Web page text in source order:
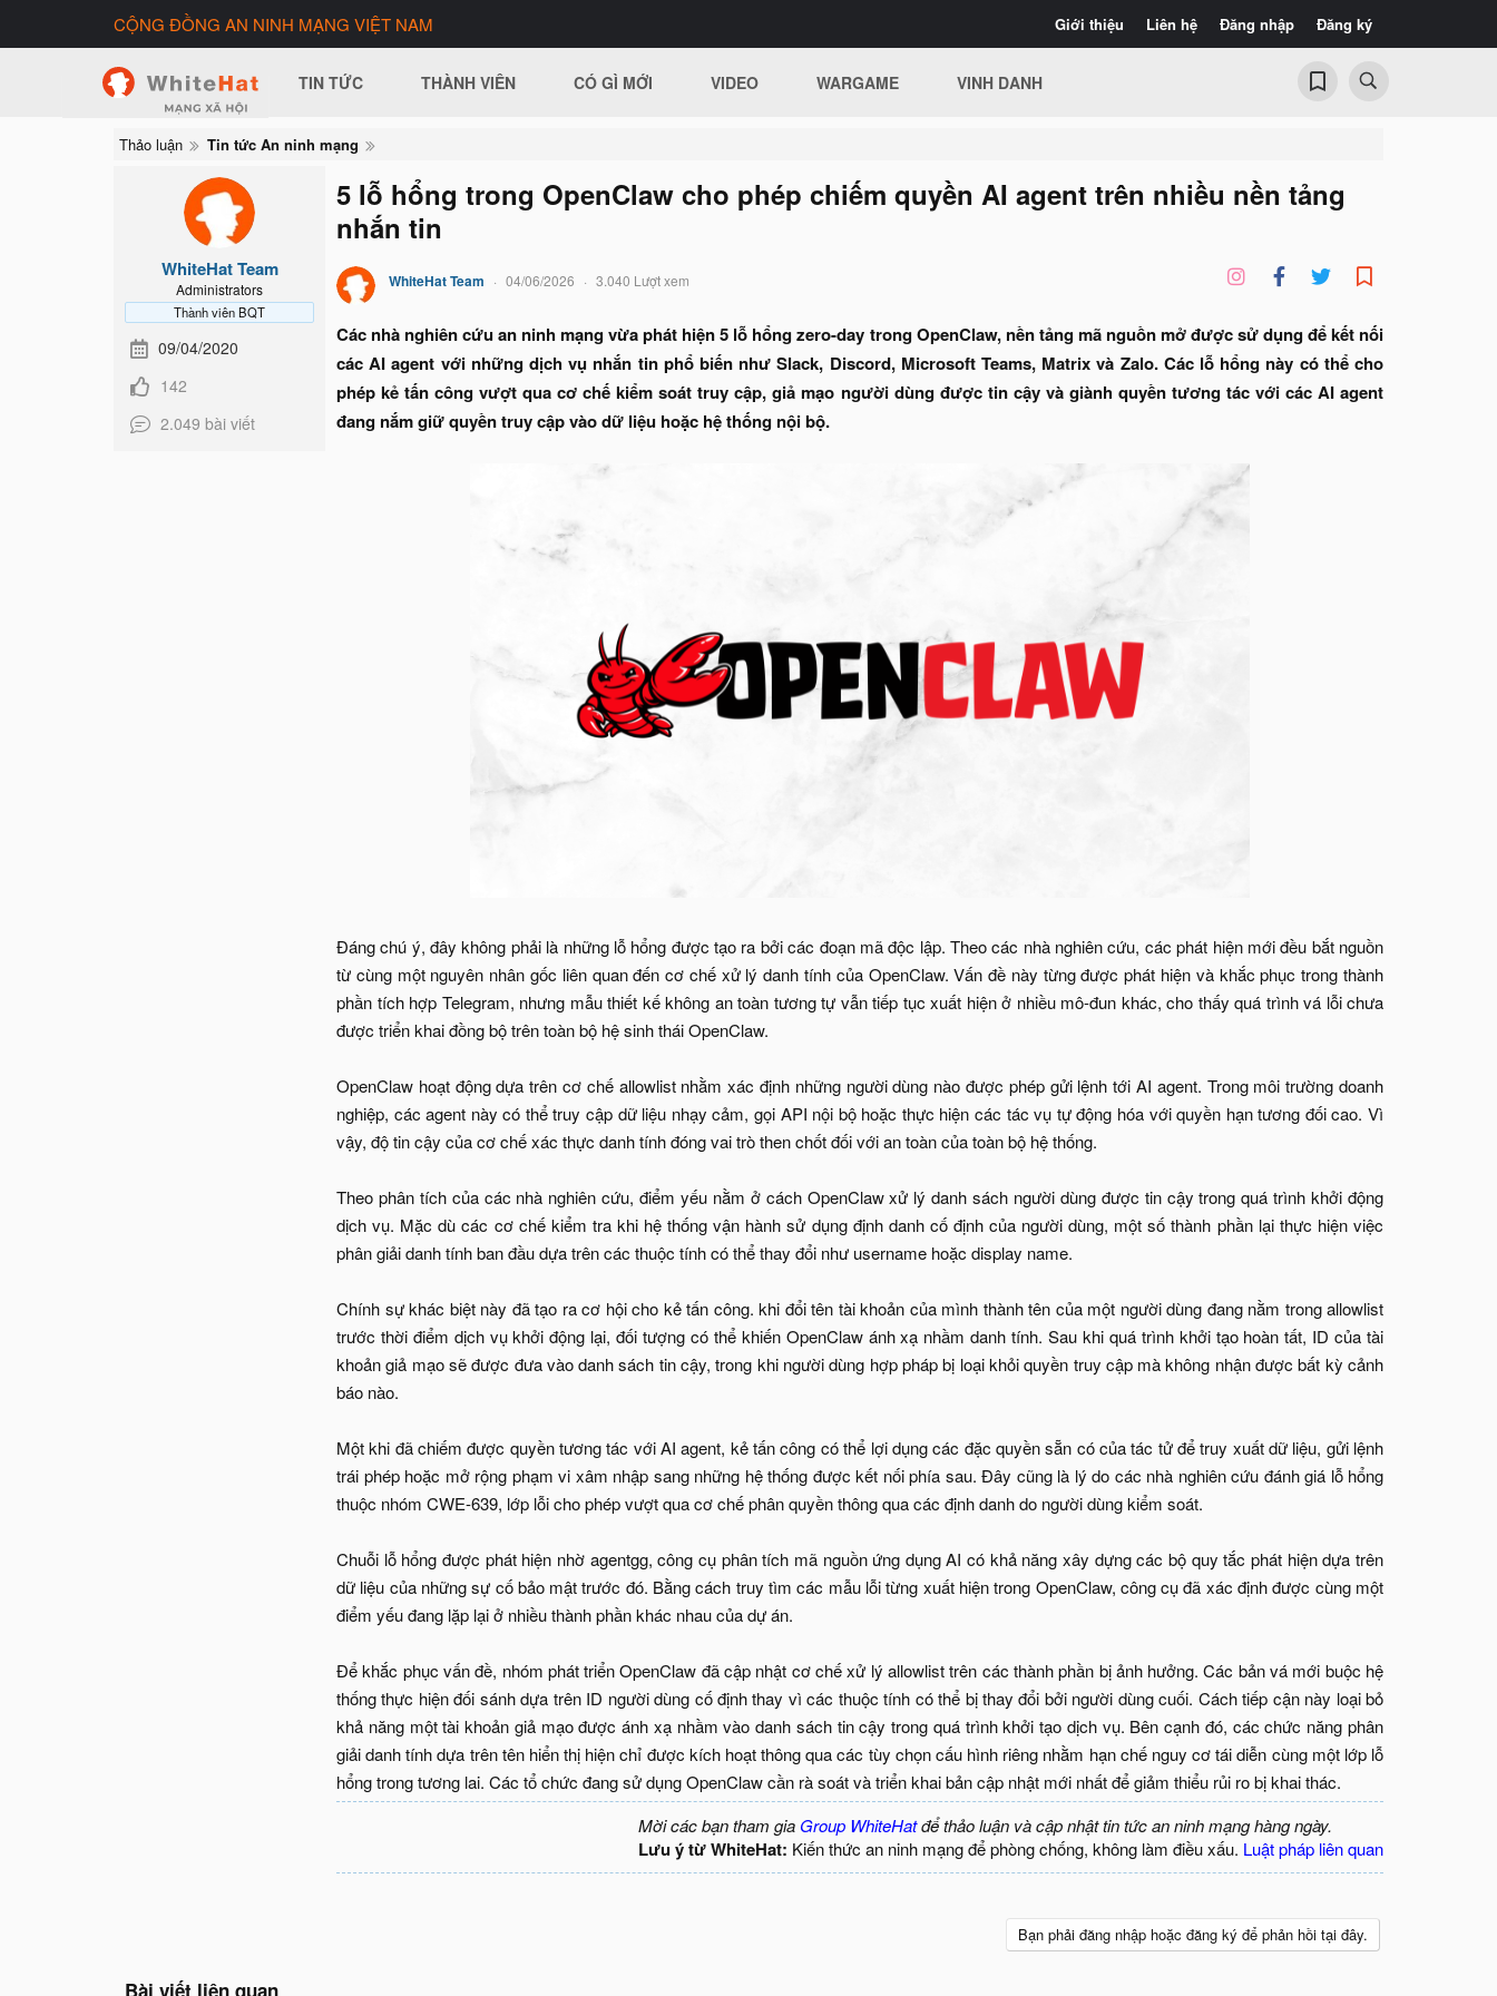
Giới thiệu Liên hệ Đăng nhập Đăng ký
CỘNG ĐỒNG AN NINH MẠNG VIỆT NAM
TIN TỨC THÀNH VIÊN CÓ GÌ MỚI VIDEO WARGAME VINH DANH
Thảo luận Tin tức An ninh mạng
WhiteHat Team
Administrators
Thành viên BQT
09/04/2020
142
2.049 bài viết
5 lỗ hổng trong OpenClaw cho phép chiếm quyền AI agent trên nhiều nền tảng
nhắn tin
WhiteHat Team 04/06/2026 3.040 Lượt xem
Các nhà nghiên cứu an ninh mạng vừa phát hiện 5 lỗ hổng zero-day trong OpenClaw, nền tảng mã nguồn mở được sử dụng để kết nối
các AI agent với những dịch vụ nhắn tin phổ biến như Slack, Discord, Microsoft Teams, Matrix và Zalo. Các lỗ hổng này có thể cho
phép kẻ tấn công vượt qua cơ chế kiểm soát truy cập, giả mạo người dùng được tin cậy và giành quyền tương tác với các AI agent
đang nắm giữ quyền truy cập vào dữ liệu hoặc hệ thống nội bộ.
Đáng chú ý, đây không phải là những lỗ hổng được tạo ra bởi các đoạn mã độc lập. Theo các nhà nghiên cứu, các phát hiện mới đều bắt nguồn
từ cùng một nguyên nhân gốc liên quan đến cơ chế xử lý danh tính của OpenClaw. Vấn đề này từng được phát hiện và khắc phục trong thành
phần tích hợp Telegram, nhưng mẫu thiết kế không an toàn tương tự vẫn tiếp tục xuất hiện ở nhiều mô-đun khác, cho thấy quá trình vá lỗi chưa
được triển khai đồng bộ trên toàn bộ hệ sinh thái OpenClaw.
OpenClaw hoạt động dựa trên cơ chế allowlist nhằm xác định những người dùng nào được phép gửi lệnh tới AI agent. Trong môi trường doanh
nghiệp, các agent này có thể truy cập dữ liệu nhạy cảm, gọi API nội bộ hoặc thực hiện các tác vụ tự động hóa với quyền hạn tương đối cao. Vì
vậy, độ tin cậy của cơ chế xác thực danh tính đóng vai trò then chốt đối với an toàn của toàn bộ hệ thống.
Theo phân tích của các nhà nghiên cứu, điểm yếu nằm ở cách OpenClaw xử lý danh sách người dùng được tin cậy trong quá trình khởi động
dịch vụ. Mặc dù các cơ chế kiểm tra khi hệ thống vận hành sử dụng định danh cố định của người dùng, một số thành phần lại thực hiện việc
phân giải danh tính ban đầu dựa trên các thuộc tính có thể thay đổi như username hoặc display name.
Chính sự khác biệt này đã tạo ra cơ hội cho kẻ tấn công. khi đổi tên tài khoản của mình thành tên của một người dùng đang nằm trong allowlist
trước thời điểm dịch vụ khởi động lại, đối tượng có thể khiến OpenClaw ánh xạ nhầm danh tính. Sau khi quá trình khởi tạo hoàn tất, ID của tài
khoản giả mạo sẽ được đưa vào danh sách tin cậy, trong khi người dùng hợp pháp bị loại khỏi quyền truy cập mà không nhận được bất kỳ cảnh
báo nào.
Một khi đã chiếm được quyền tương tác với AI agent, kẻ tấn công có thể lợi dụng các đặc quyền sẵn có của tác tử để truy xuất dữ liệu, gửi lệnh
trái phép hoặc mở rộng phạm vi xâm nhập sang những hệ thống được kết nối phía sau. Đây cũng là lý do các nhà nghiên cứu đánh giá lỗ hổng
thuộc nhóm CWE-639, lớp lỗi cho phép vượt qua cơ chế phân quyền thông qua các định danh do người dùng kiểm soát.
Chuỗi lỗ hổng được phát hiện nhờ agentgg, công cụ phân tích mã nguồn ứng dụng AI có khả năng xây dựng các bộ quy tắc phát hiện dựa trên
dữ liệu của những sự cố bảo mật trước đó. Bằng cách truy tìm các mẫu lỗi từng xuất hiện trong OpenClaw, công cụ đã xác định được cùng một
điểm yếu đang lặp lại ở nhiều thành phần khác nhau của dự án.
Để khắc phục vấn đề, nhóm phát triển OpenClaw đã cập nhật cơ chế xử lý allowlist trên các thành phần bị ảnh hưởng. Các bản vá mới buộc hệ
thống thực hiện đối sánh dựa trên ID người dùng cố định thay vì các thuộc tính có thể bị thay đổi bởi người dùng cuối. Cách tiếp cận này loại bỏ
khả năng một tài khoản giả mạo được ánh xạ nhầm vào danh sách tin cậy trong quá trình khởi tạo dịch vụ. Bên cạnh đó, các chức năng phân
giải danh tính dựa trên tên hiển thị hiện chỉ được kích hoạt thông qua các tùy chọn cấu hình riêng nhằm hạn chế nguy cơ tái diễn cùng một lớp lỗ
hổng trong tương lai. Các tổ chức đang sử dụng OpenClaw cần rà soát và triển khai bản cập nhật mới nhất để giảm thiểu rủi ro bị khai thác.​
Mời các bạn tham gia Group WhiteHatđể thảo luận và cập nhật tin tức an ninh mạng hàng ngày.
Lưu ý từ WhiteHat: Kiến thức an ninh mạng để phòng chống, không làm điều xấu. Luật pháp liên quan
Bạn phải đăng nhập hoặc đăng ký để phản hồi tại đây.
Bài viết liên quan